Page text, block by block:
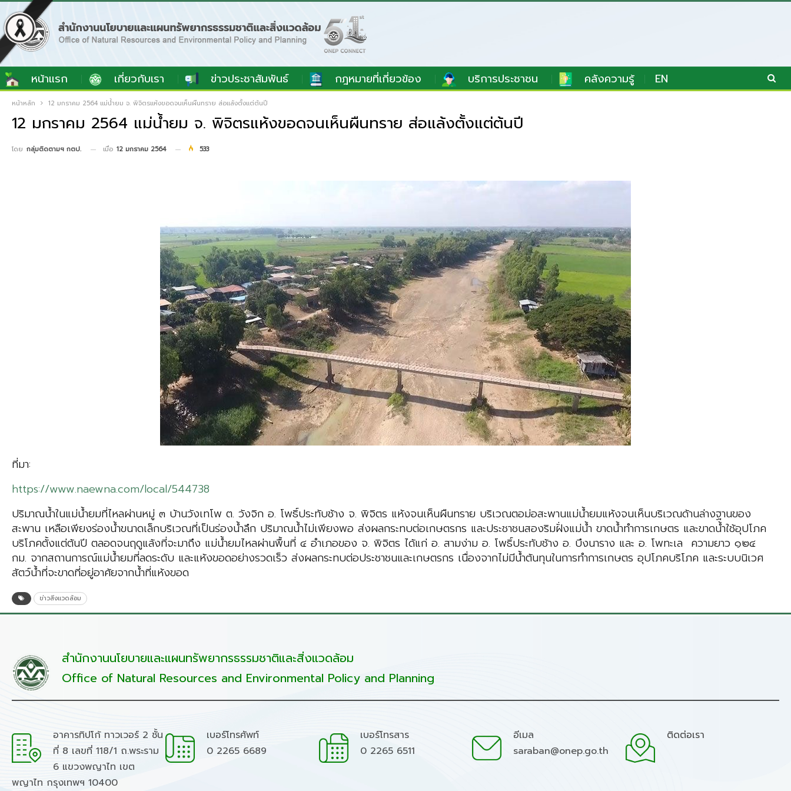
หน้าแรก เกี่ยวกับเรา ข่าวประชาสัมพันธ์ กฎหมายที่เกี่ยวข้อง บริการประชาชน คลังความรู้ EN
หน้าหลัก 12 มกราคม 2564 แม่น้ำยม จ. พิจิตรแห้งขอดจนเห็นผืนทราย ส่อแล้งตั้งแต่ต้นปี
12 มกราคม 2564 แม่น้ำยม จ. พิจิตรแห้งขอดจนเห็นผืนทราย ส่อแล้งตั้งแต่ต้นปี
โดย กลุ่มติดตามฯ กตป. เมื่อ 12 มกราคม 2564 533
ที่มา:
https://www.naewna.com/local/544738
ปริมาณน้ำในแม่น้ำยมที่ไหลผ่านหมู่ ๓ บ้านวังเทโพ ต. วังจิก อ. โพธิ์ประทับช้าง จ. พิจิตร แห้งจนเห็นผืนทราย บริเวณตอม่อสะพานแม่น้ำยมแห้งจนเห็นบริเวณด้านล่างฐานของ
สะพาน เหลือเพียงร่องน้ำขนาดเล็กบริเวณที่เป็นร่องน้ำลึก ปริมาณน้ำไม่เพียงพอ ส่งผลกระทบต่อเกษตรกร และประชาชนสองริมฝั่งแม่น้ำ ขาดน้ำทำการเกษตร และขาดน้ำใช้อุปโภค
บริโภคตั้งแต่ต้นปี ตลอดจนฤดูแล้งที่จะมาถึง แม่น้ำยมไหลผ่านพื้นที่ ๔ อำเภอของ จ. พิจิตร ได้แก่ อ. สามง่าม อ. โพธิ์ประทับช้าง อ. บึงนาราง และ อ. โพทะเล ความยาว ๑๒๔
กม. จากสถานการณ์แม่น้ำยมที่ลดระดับ และแห้งขอดอย่างรวดเร็ว ส่งผลกระทบต่อประชาชนและเกษตรกร เนื่องจากไม่มีน้ำต้นทุนในการทำการเกษตร อุปโภคบริโภค และระบบนิเวศ
สัตว์น้ำที่จะขาดที่อยู่อาศัยจากน้ำที่แห้งขอด
ข่าวสิ่งแวดล้อม
สำนักงานนโยบายและแผนทรัพยากรธรรมชาติและสิ่งแวดล้อม
Office of Natural Resources and Environmental Policy and Planning
อาคารทิปโก้ ทาวเวอร์ 2 ชั้น
ที่ 8 เลขที่ 118/1 ถ.พระราม
6 แขวงพญาไท เขต
พญาไท กรุงเทพฯ 10400
เบอร์โทรศัพท์
0 2265 6689
เบอร์โทรสาร
0 2265 6511
อีเมล
saraban@onep.go.th
ติดต่อเรา